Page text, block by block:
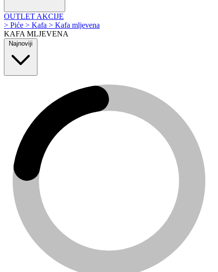
OUTLET AKCIJE
> Piće > Kafa > Kafa mljevena
KAFA MLJEVENA
Najnoviji